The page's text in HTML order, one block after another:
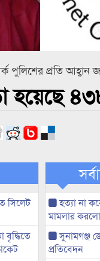
প্রতি আহ্বান
হয়েছে
সিলেট
হত্যা না
মামলার
সুনামগঞ্জ
প্রতিবেদন